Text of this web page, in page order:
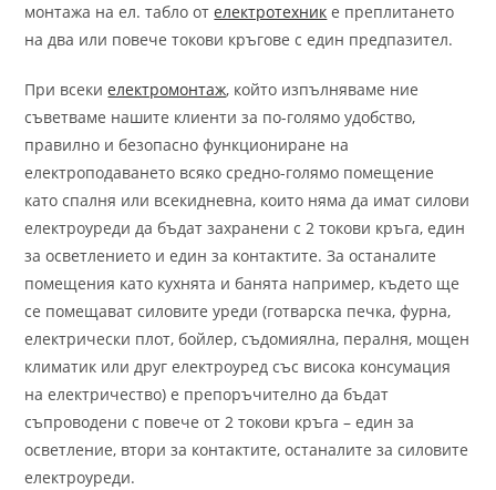
монтажа на ел. табло отелектротехник е преплитането
на два или повече токови кръгове с един предпазител.
При всекиелектромонтаж, който изпълняваме ние
съветваме нашите клиенти за по-голямо удобство,
правилно и безопасно функциониране на
електроподаването всяко средно-голямо помещение
като спалня или всекидневна, които няма да имат силови
електроуреди да бъдат захранени с 2 токови кръга, един
за осветлението и един за контактите. За останалите
помещения като кухнята и банята например, където ще
се помещават силовите уреди (готварска печка, фурна,
електрически плот, бойлер, съдомиялна, пералня, мощен
климатик или друг електроуред със висока консумация
на електричество) е препоръчително да бъдат
съпроводени с повече от 2 токови кръга – един за
осветление, втори за контактите, останалите за силовите
електроуреди.